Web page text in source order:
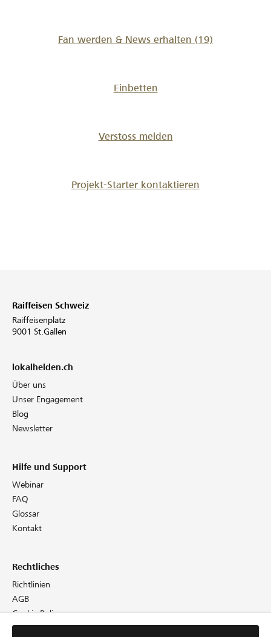
Fan werden & News erhalten (19)
Einbetten
Verstoss melden
Projekt-Starter kontaktieren
Raiffeisen Schweiz
Raiffeisenplatz
9001 St.Gallen
lokalhelden.ch
Über uns
Unser Engagement
Blog
Newsletter
Hilfe und Support
Webinar
FAQ
Glossar
Kontakt
Rechtliches
Richtlinien
AGB
Cookie Policy
Datenschutz